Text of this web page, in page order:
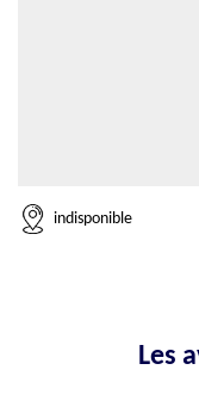
indisponible
Les